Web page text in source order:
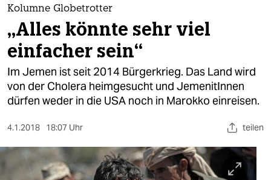
themen
politik
öko
gesellschaft
sport
berlin
Kolumne Globetrotter
„Alles könnte sehr viel
einfacher sein“
Im Jemen ist seit 2014 Bürgerkrieg. Das Land wird
von der Cholera heimgesucht und JemenitInnen
dürfen weder in die USA noch in Marokko einreisen.
4.1.2018 18:07 Uhr teilen